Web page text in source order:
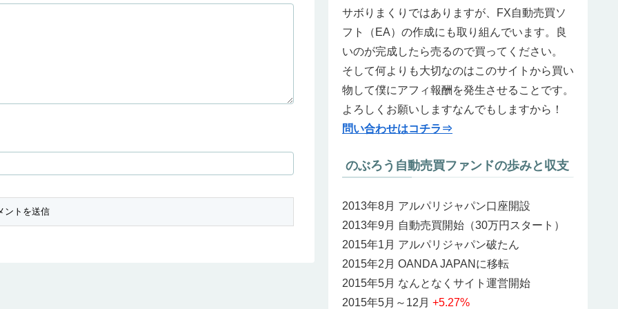
サボりまくりではありますが、FX自動売買ソ
フト（EA）の作成にも取り組んでいます。良
いのが完成したら売るので買ってください。
そして何よりも大切なのはこのサイトから買い
物して僕にアフィ報酬を発生させることです。
よろしくお願いしますなんでもしますから！
問い合わせはコチラ⇒
のぶろう自動売買ファンドの歩みと収支
2013年8月 アルパリジャパン口座開設
2013年9月 自動売買開始（30万円スタート）
2015年1月 アルパリジャパン破たん
2015年2月 OANDA JAPANに移転
2015年5月 なんとなくサイト運営開始
2015年5月～12月 +5.27%